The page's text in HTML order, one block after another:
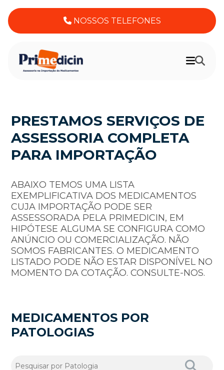
NOSSOS TELEFONES
PRESTAMOS SERVIÇOS DE
ASSESSORIA COMPLETA
PARA IMPORTAÇÃO
ABAIXO TEMOS UMA LISTA
EXEMPLIFICATIVA DOS MEDICAMENTOS
CUJA IMPORTAÇÃO PODE SER
ASSESSORADA PELA PRIMEDICIN, EM
HIPÓTESE ALGUMA SE CONFIGURA COMO
ANÚNCIO OU COMERCIALIZAÇÃO. NÃO
SOMOS FABRICANTES. O MEDICAMENTO
LISTADO PODE NÃO ESTAR DISPONÍVEL NO
MOMENTO DA COTAÇÃO. CONSULTE-NOS.
MEDICAMENTOS POR
PATOLOGIAS